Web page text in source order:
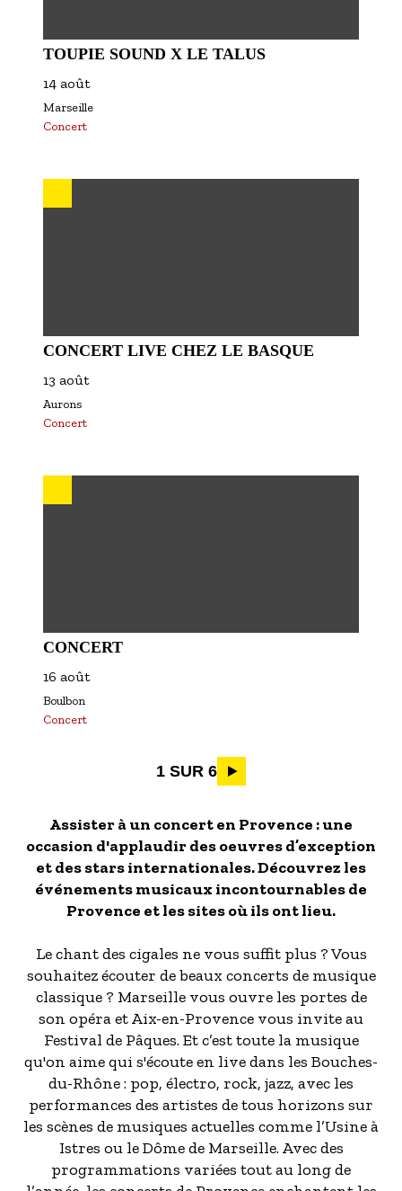
TOUPIE SOUND X LE TALUS
14 août
Marseille
Concert
CONCERT LIVE CHEZ LE BASQUE
13 août
Aurons
Concert
CONCERT
16 août
Boulbon
Concert
Pagination
1 SUR 6
Assister à un concert en Provence : une
occasion d'applaudir des oeuvres d’exception
et des stars internationales. Découvrez les
événements musicaux incontournables de
Provence et les sites où ils ont lieu.
Le chant des cigales ne vous suffit plus ? Vous
souhaitez écouter de beaux concerts de musique
classique ? Marseille vous ouvre les portes de
son opéra et Aix-en-Provence vous invite au
Festival de Pâques. Et c’est toute la musique
qu'on aime qui s'écoute en live dans les Bouches-
du-Rhône : pop, électro, rock, jazz, avec les
performances des artistes de tous horizons sur
les scènes de musiques actuelles comme l’Usine à
Istres ou le Dôme de Marseille. Avec des
programmations variées tout au long de